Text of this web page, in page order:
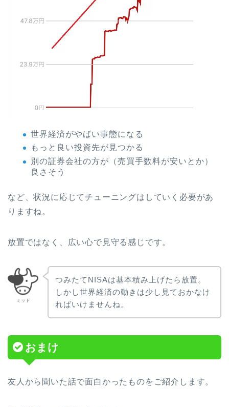
世界経済がやばい事態になる
もっと良い投資先が見つかる
別の証券会社の方が（売買手数料が安いとか）
良さそう
など、状況に応じてチューニングはしていく必要があ
りますね。
放置ではなく、広い心で見守る感じです。
ミッド
つみたてNISAは基本積み上げたら放置。
しかし世界経済の動きは少し見ておかなけ
ればいけませんね。
おまけ
友人から聞いた話で面白かったものをご紹介します。